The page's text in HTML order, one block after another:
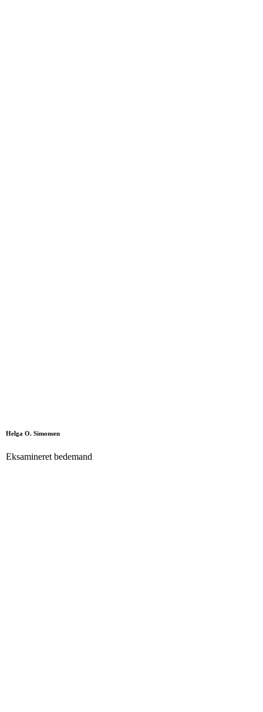
Helga O. Simonsen
Eksamineret bedemand